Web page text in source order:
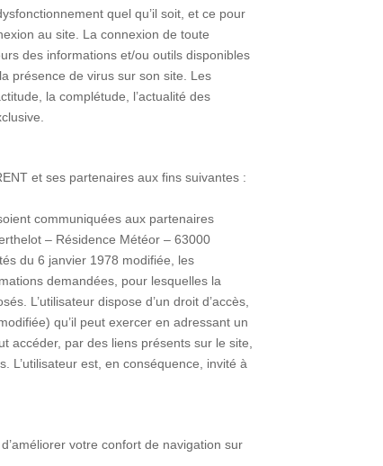
quel qu’il soit, et ce pour
au site. La connexion de toute
des informations et/ou outils disponibles
présence de virus sur son site. Les
la complétude, l’actualité des
et ses partenaires aux fins suivantes :
communiquées aux partenaires
– Résidence Météor – 63000
du 6 janvier 1978 modifiée, les
demandées, pour lesquelles la
L’utilisateur dispose d’un droit d’accès,
qu’il peut exercer en adressant un
accéder, par des liens présents sur le site,
L’utilisateur est, en conséquence, invité à
votre confort de navigation sur